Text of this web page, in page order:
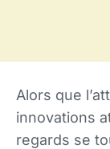
Alors que
innovations
regards se